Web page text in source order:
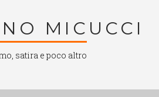
MICUCCI
satira e poco altro